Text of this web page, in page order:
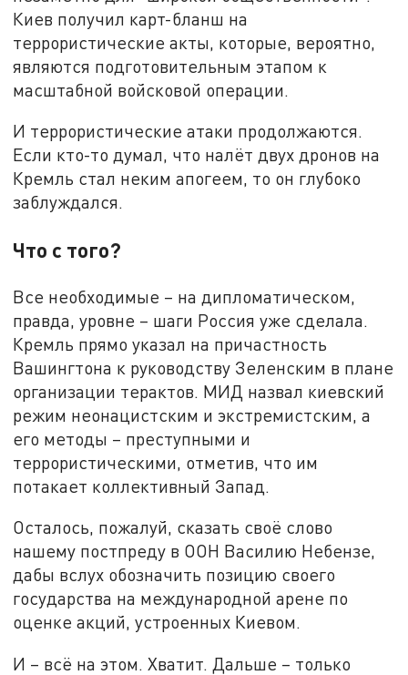
Киев получил карт-бланш на
террористические акты, которые, вероятно,
являются подготовительным этапом к
масштабной войсковой операции.
И террористические атаки продолжаются.
Если кто-то думал, что налёт двух дронов на
Кремль стал неким апогеем, то он глубоко
заблуждался.
Что с того?
Все необходимые – на дипломатическом,
правда, уровне – шаги Россия уже сделала.
Кремль прямо указал на причастность
Вашингтона к руководству Зеленским в плане
организации терактов. МИД назвал киевский
режим неонацистским и экстремистским, а
его методы – преступными и
террористическими, отметив, что им
потакает коллективный Запад.
Осталось, пожалуй, сказать своё слово
нашему постпреду в ООН Василию Небензе,
дабы вслух обозначить позицию своего
государства на международной арене по
оценке акций, устроенных Киевом.
И – всё на этом. Хватит. Дальше – только